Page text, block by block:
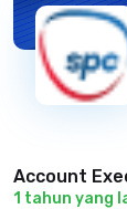
Account
1 tahun yang